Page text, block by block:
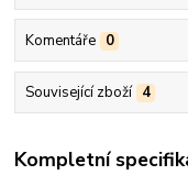
Komentáře 0
Související zboží 4
Kompletní